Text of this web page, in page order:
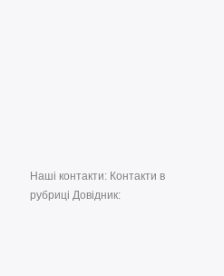
Наші контакти: Контакти в
рубриці Довідник: